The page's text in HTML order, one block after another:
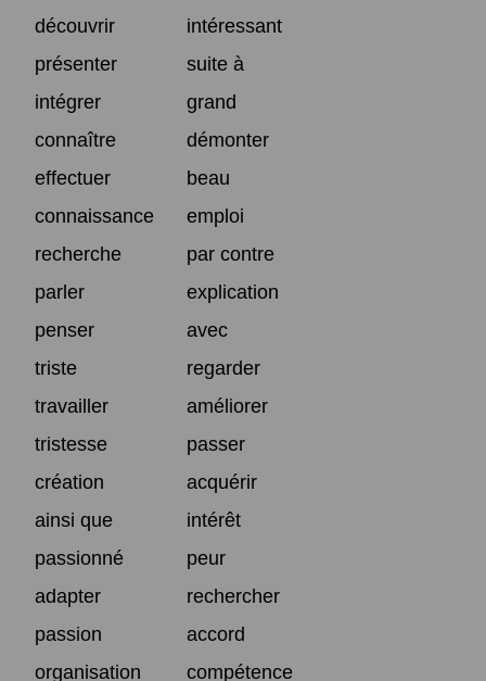
découvrir
intéressant
présenter
suite à
intégrer
grand
connaître
démonter
effectuer
beau
connaissance
emploi
recherche
par contre
parler
explication
penser
avec
triste
regarder
travailler
améliorer
tristesse
passer
création
acquérir
ainsi que
intérêt
passionné
peur
adapter
rechercher
passion
accord
organisation
compétence